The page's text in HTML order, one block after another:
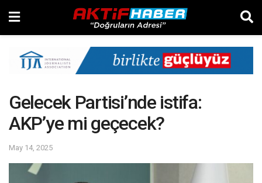
Gelecek Partisi’nde istifa:
AKP’ye mi geçecek?
May 14, 2025